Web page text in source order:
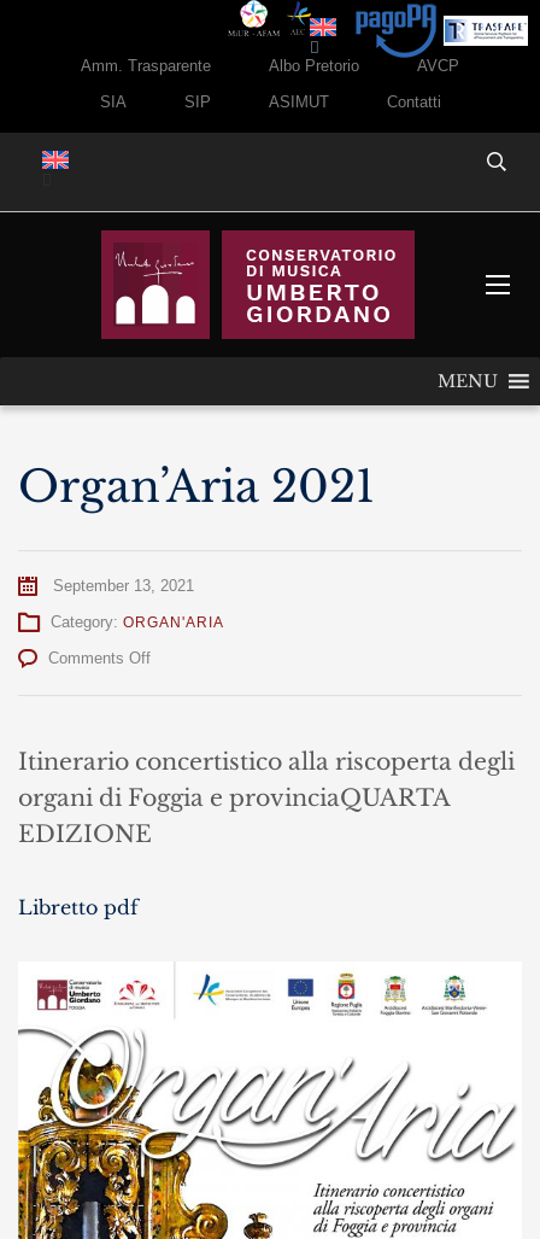
Amm. Trasparente Albo Pretorio
AVCP
SIA
SIP ASIMUT Contatti
MENU
Organ’Aria 2021
September 13, 2021
Category: ORGAN'ARIA
Comments Offon
Itinerario concertistico alla riscoperta degli
organi di Foggia e provinciaQUARTA
EDIZIONE
Libretto pdf